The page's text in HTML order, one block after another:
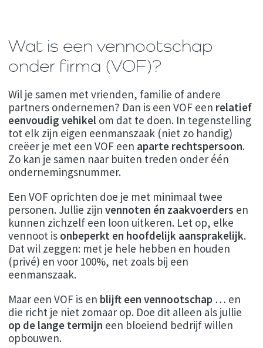
Wat is een vennootschap
onder firma (VOF)?
Wil je samen met vrienden, familie of andere
partners ondernemen? Dan is een VOF een relatief
eenvoudig vehikel om dat te doen. In tegenstelling
tot elk zijn eigen eenmanszaak (niet zo handig)
creëer je met een VOF een aparte rechtspersoon.
Zo kan je samen naar buiten treden onder één
ondernemingsnummer.
Een VOF oprichten doe je met minimaal twee
personen. Jullie zijn vennoten én zaakvoerders en
kunnen zichzelf een loon uitkeren. Let op, elke
vennoot is onbeperkt en hoofdelijk aansprakelijk.
Dat wil zeggen: met je hele hebben en houden
(privé) en voor 100%, net zoals bij een
eenmanszaak.
Maar een VOF is en blijft een vennootschap … en
die richt je niet zomaar op. Doe dit alleen als jullie
op de lange termijn een bloeiend bedrijf willen
opbouwen.